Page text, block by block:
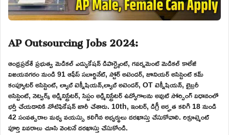
AP Outsourcing Jobs 2024:
ఆంధ్రప్రదేశ్ ప్రభుత్వ మెడికల్ ఎడ్యుకేషన్ డిపార్ట్మెంట్, గవర్నమెంట్ మెడికల్ కాలేజీ
విజయనగరం నుండి 91 ఆఫీస్ సబార్డినేట్, స్టోర్ అటెండర్, జూనియర్ అసిస్టెంట్ కమ్
కంప్యూటర్ అసిస్టెంట్, ల్యాబ్ టెక్నీషియన్,ల్యాబ్ అటెండర్, OT టెక్నీషియన్, లైబ్రరీ
అసిస్టెంట్, నెట్వర్క్ అడ్మినిస్ట్రేటర్, సిస్టం అడ్మినిస్ట్రేటర్ ఉద్యోగాలను అవుట్ సోర్సింగ్ విధానంలో
భర్తీ చేయడానికి నోటిఫికేషన్ జారీ చేశారు. 10th, ఇంటర్, డిగ్రీ అర్హత కలిగి 18 నుండి
42 సంవత్సరాల మధ్య వయస్సు కలిగిన అభ్యర్థులు దరఖాస్తు చేసుకోవాలి. రిక్రూట్మెంట్
పూర్తి వివరాలు చూసి వెంటనే దరఖాస్తు చేసుకోండి.